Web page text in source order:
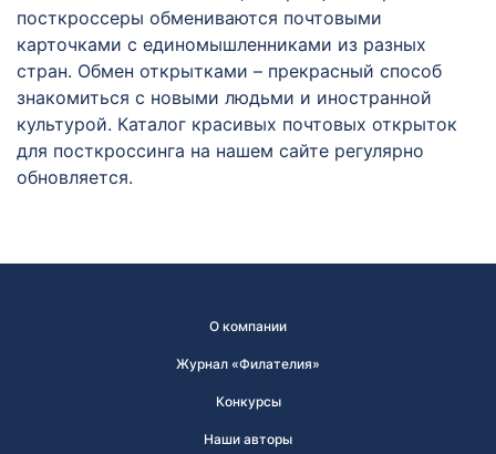
посткроссеры обмениваются почтовыми
карточками с единомышленниками из разных
стран. Обмен открытками – прекрасный способ
знакомиться с новыми людьми и иностранной
культурой. Каталог красивых почтовых открыток
для посткроссинга на нашем сайте регулярно
обновляется.
О компании
Журнал «Филателия»
Конкурсы
Наши авторы